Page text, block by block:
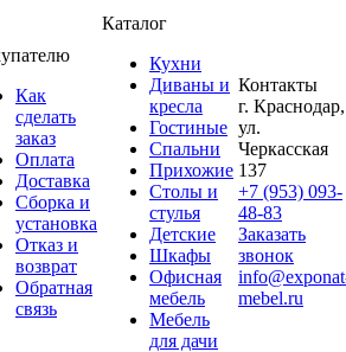
Как
сделать
заказ
Оплата
Доставка
Сборка и
установка
Отказ и
возврат
Обратная
связь
Каталог
Кухни
Диваны и
кресла
Гостиные
Спальни
Прихожие
Столы и
стулья
Детские
Шкафы
Офисная
мебель
Мебель
для дачи
Контакты
г. Краснодар,
ул.
Черкасская
137
+7 (953) 093-
48-83
Заказать
звонок
mebel.ru